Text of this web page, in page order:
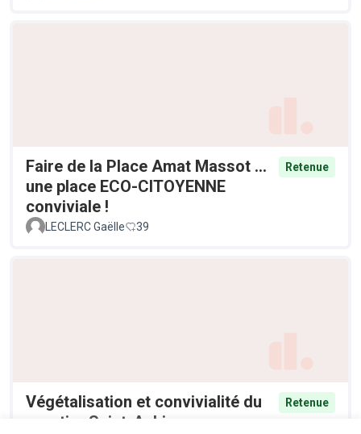
Faire de la Place Amat Massot ...
une place ECO-CITOYENNE
conviviale !
Retenue
LECLERC Gaëlle 39
Végétalisation et convivialité du
quartier Saint-Aubin
Retenue